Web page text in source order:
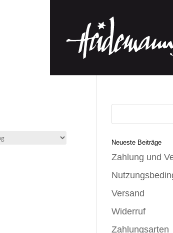
Neueste Beiträge
Zahlung und
Versand
Widerruf
Zahlungsarten